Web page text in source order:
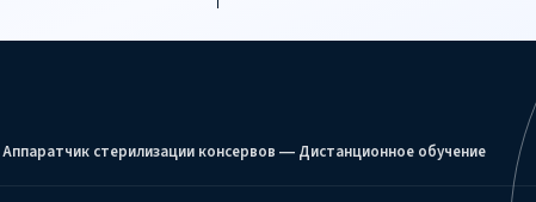
Аппаратчик стерилизации консервов — Дистанционное обучение